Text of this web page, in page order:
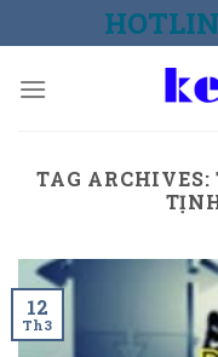
to
TAG ARCHIVES:
12
Th3